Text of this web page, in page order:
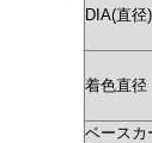
DIA(直径)
着色直径
ベースカ